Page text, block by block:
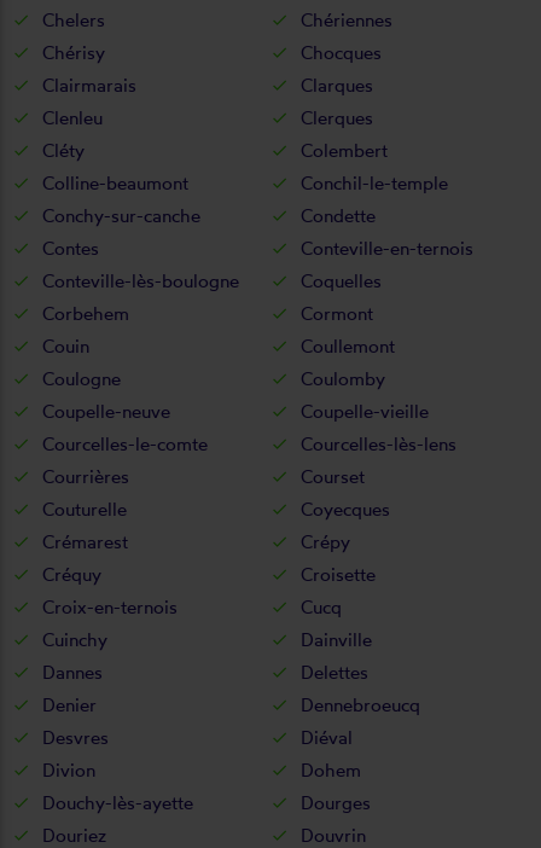
Chelers
Chériennes
Chérisy
Chocques
Clairmarais
Clarques
Clenleu
Clerques
Cléty
Colembert
Colline-beaumont
Conchil-le-temple
Conchy-sur-canche
Condette
Contes
Conteville-en-ternois
Conteville-lès-boulogne
Coquelles
Corbehem
Cormont
Couin
Coullemont
Coulogne
Coulomby
Coupelle-neuve
Coupelle-vieille
Courcelles-le-comte
Courcelles-lès-lens
Courrières
Courset
Couturelle
Coyecques
Crémarest
Crépy
Créquy
Croisette
Croix-en-ternois
Cucq
Cuinchy
Dainville
Dannes
Delettes
Denier
Dennebroeucq
Desvres
Diéval
Divion
Dohem
Douchy-lès-ayette
Dourges
Douriez
Douvrin